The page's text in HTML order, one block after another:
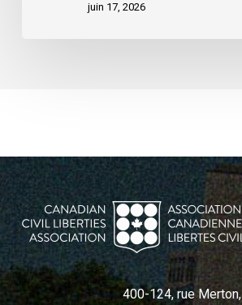
juin 17, 2026
400-124, rue Merton,